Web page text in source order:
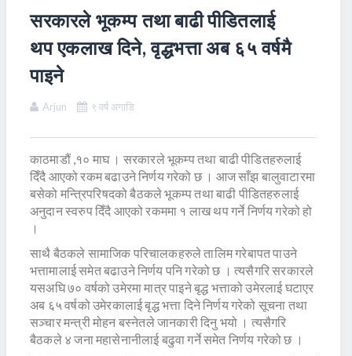
सरकारले भूकम्प तथा बाढी पीडितलाई
थप एकलाख दिने, वृद्धभत्ता अब ६५ वर्षमै
पाइने
Arjun ९ वर्ष अगाडि
काठमाडौं ,१० माघ । सरकारले भूकम्प तथा बाढी पीडितहरुलाई
दिँदै आएको रकम बढाउने निर्णय गरेको छ । आज साँझ बालुवाटारमा
बसेको मन्त्रिपरिषदको बैठकले भूकम्प तथा बाढी पीडितहरुलाई
अनुदान स्वरुप दिँदै आएको रकममा १ लाख थप गर्ने निर्णय गरेको हो
।
साथै बैठकले सामाजिक परिचालकहरुले तालिम गरेबापत पाउने
भत्तामालाई समेत बढाउने निर्णय पनि गरेको छ । त्यसैगरि सरकारले
यसअघि ७० वर्षको उमेरमा मात्र पाइने बृद्ध भत्ताको उमेरलाई घटाएर
अब ६५ वर्षको उमेरकालाई बृद्ध भत्ता दिने निर्णय गरेको सूचना तथा
सञ्चार मन्त्री मोहन बस्नेतले जानकारी दिनु भयो । त्यसैगरि
बैठकले ४ जना महासेनानीलाई बढुवा गर्ने समेत निर्णय गरेको छ ।